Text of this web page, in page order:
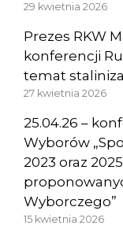
29 kwietnia 2026
Prezes RKW
konferencji
temat
27 kwietnia 2026
25.04.26 –
Wyborów
2023 oraz
Wyborczego”
15 kwietnia 2026